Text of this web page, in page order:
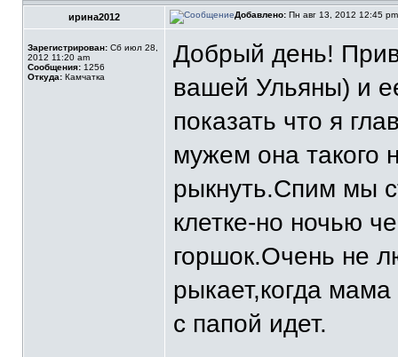
ирина2012 Добавлено: Пн авг 13, 2012 12:45
Зарегистрирован: Сб июл 28,
2012 11:20 am
Сообщения: 1256
Откуда: Камчатка
Добрый день!
вашей Ульяны) и
показать что я
мужем она такого
рыкнуть.Спим мы
клетке-но ночью
горшок.Очень не
рыкает,когда
с папой идет.